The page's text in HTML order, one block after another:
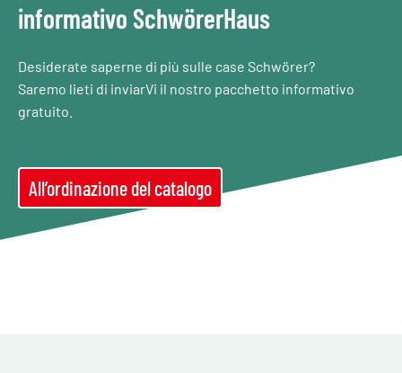
informativo SchwörerHaus
Desiderate saperne di più sulle case Schwörer?
Saremo lieti di inviarVi il nostro pacchetto informativo
gratuito.
All’ordinazione del catalogo